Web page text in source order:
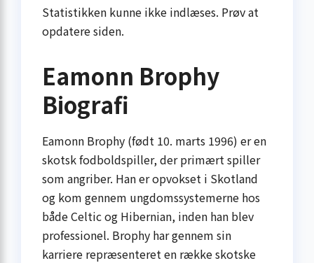
Statistikken kunne ikke indlæses. Prøv at
opdatere siden.
Eamonn Brophy
Biografi
Eamonn Brophy (født 10. marts 1996) er en
skotsk fodboldspiller, der primært spiller
som angriber. Han er opvokset i Skotland
og kom gennem ungdomssystemerne hos
både Celtic og Hibernian, inden han blev
professionel. Brophy har gennem sin
karriere repræsenteret en række skotske